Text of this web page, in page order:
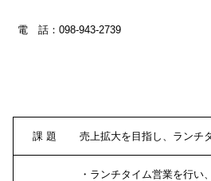
電 話：098-943-2739
課 題 売上拡大を目指し、ランチ
・ランチタイム営業を行